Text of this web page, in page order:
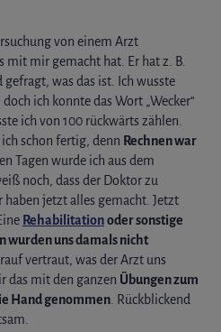
von einem Arzt
mit mir gemacht hat. Er hat z. B.
was das ist. Ich wusste
ich konnte das Wort „Wecker“
ich von 100 rückwärts zählen.
ich schon fertig, denn Rechnen war
Tagen wurde ich aus dem
noch, dass der Doktor zu
jetzt alles gemacht. Jetzt
Rehabilitationoder sonstige
uns damals nicht
vertraut, was der Arzt uns
das mit den ganzen Übungen zum
Hand genommen . Rückblickend